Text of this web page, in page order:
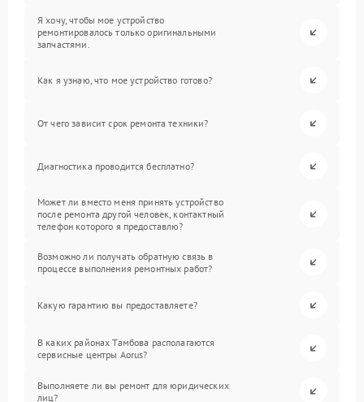
Я хочу, чтобы мое устройство
ремонтировалось только оригинальными
запчастями.
Как я узнаю, что мое устройство готово?
От чего зависит срок ремонта техники?
Диагностика проводится бесплатно?
Может ли вместо меня принять устройство
после ремонта другой человек, контактный
телефон которого я предоставлю?
Возможно ли получать обратную связь в
процессе выполнения ремонтных работ?
Какую гарантию вы предоставляете?
В каких районах Тамбова располагаются
сервисные центры Aorus?
Выполняете ли вы ремонт для юридических
лиц?